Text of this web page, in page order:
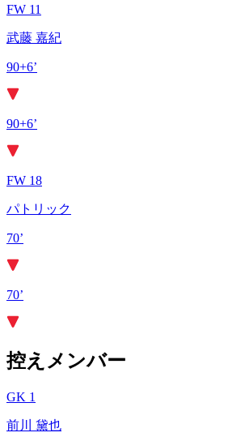
FW 11
武藤 嘉紀
90+6’
90+6’
FW 18
パトリック
70’
70’
控えメンバー
GK 1
前川 黛也